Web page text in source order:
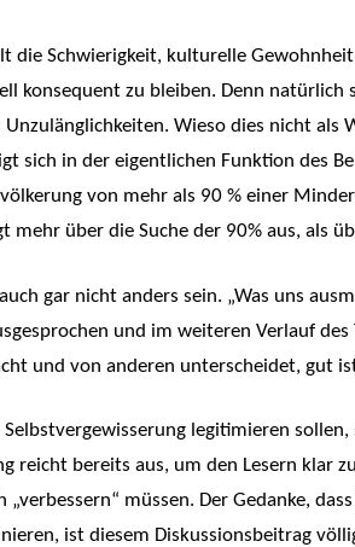
die Schwierigkeit, kulturelle
konsequent zu bleiben. Denn
Wieso dies nicht
sich in der eigentlichen Funktion des
von mehr als 90 % einer
über die Suche der 90% aus, als
gar nicht anders sein. „Was uns
und im weiteren Verlauf
und von anderen unterscheidet, gut
legitimieren
reicht bereits aus, um den Lesern klar
müssen. Der Gedanke,
ist diesem Diskussionsbeitrag